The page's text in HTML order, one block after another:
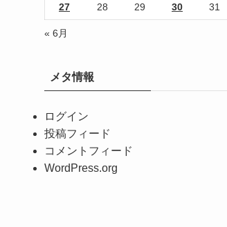
27 28 29 30 31
« 6月
メタ情報
ログイン
投稿フィード
コメントフィード
WordPress.org